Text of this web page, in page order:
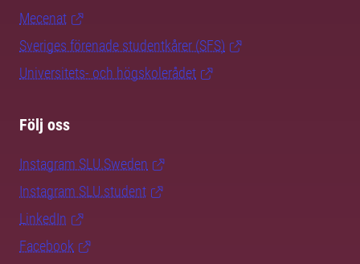
Mecenat
Sveriges förenade studentkårer (SFS)
Universitets- och högskolerådet
Följ oss
Instagram SLU.Sweden
Instagram SLU.student
LinkedIn
Facebook